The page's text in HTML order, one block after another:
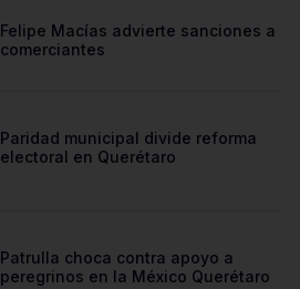
Felipe Macías advierte sanciones a
comerciantes
Paridad municipal divide reforma
electoral en Querétaro
Patrulla choca contra apoyo a
peregrinos en la México Querétaro